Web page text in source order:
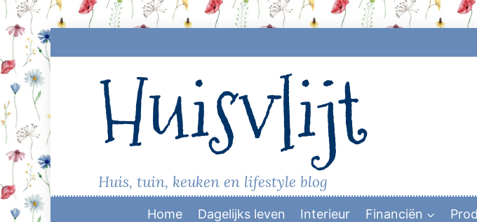
Skip
to
Huisvlijt
Huis, tuin, keuken en lifestyle blog
Home Dagelijks leven Interieur Financiën